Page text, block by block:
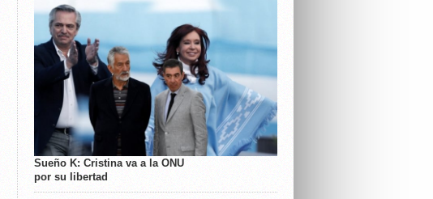
Sueño K: Cristina va a la ONU
por su libertad